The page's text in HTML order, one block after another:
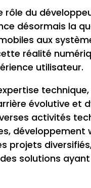
rôle du
désormais la
aux
réalité
utilisateur.
évolutive et
activités
développement
projets
solutions